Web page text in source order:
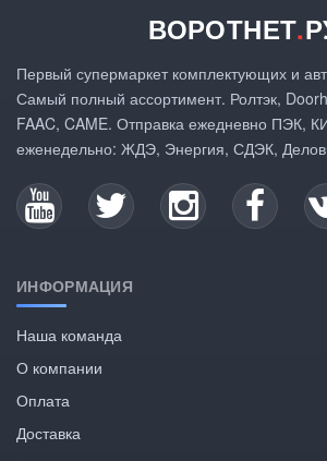
ВОРОТНЕТ.
Первый супермаркет комплектующих и
Самый полный ассортимент. Ролтэк,
FAAC, CAME. Отправка ежедневно ПЭК,
еженедельно: ЖДЭ, Энергия, СДЭК,
ИНФОРМАЦИЯ
Наша команда
О компании
Оплата
Доставка